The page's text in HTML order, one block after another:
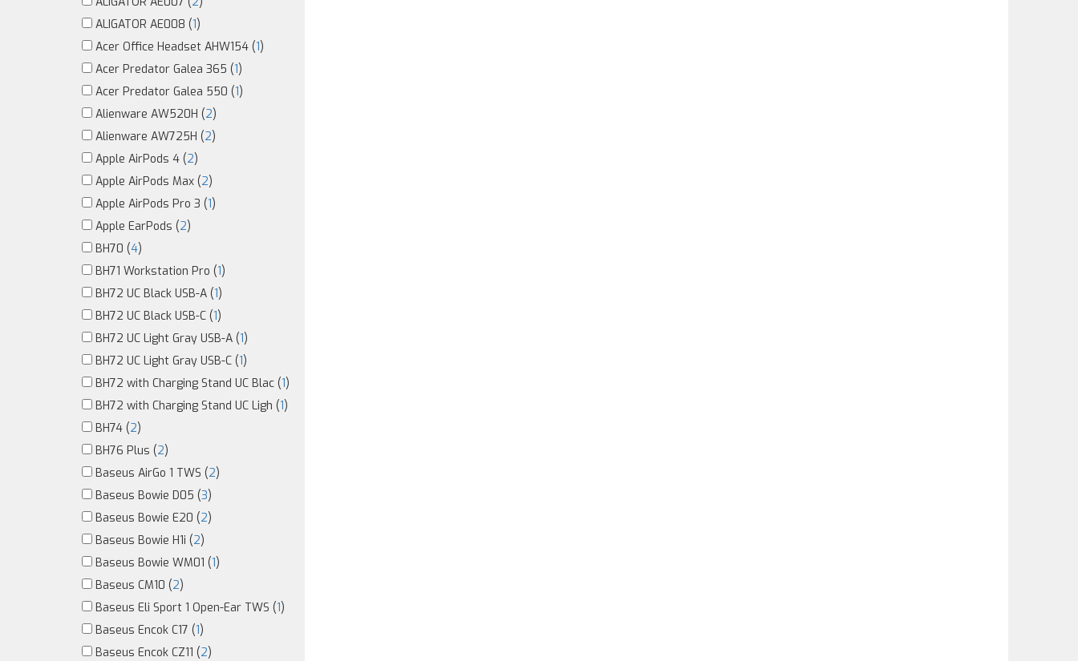
ALIGATOR AE008 (1)
Acer Office Headset AHW154 (1)
Acer Predator Galea 365 (1)
Acer Predator Galea 550 (1)
Alienware AW520H (2)
Alienware AW725H (2)
Apple AirPods 4 (2)
Apple AirPods Max (2)
Apple AirPods Pro 3 (1)
Apple EarPods (2)
BH70 (4)
BH71 Workstation Pro (1)
BH72 UC Black USB-A (1)
BH72 UC Black USB-C (1)
BH72 UC Light Gray USB-A (1)
BH72 UC Light Gray USB-C (1)
BH72 with Charging Stand UC Blac (1)
BH72 with Charging Stand UC Ligh (1)
BH74 (2)
BH76 Plus (2)
Baseus AirGo 1 TWS (2)
Baseus Bowie D05 (3)
Baseus Bowie E20 (2)
Baseus Bowie H1i (2)
Baseus Bowie WM01 (1)
Baseus CM10 (2)
Baseus Eli Sport 1 Open-Ear TWS (1)
Baseus Encok C17 (1)
Baseus Encok CZ11 (2)